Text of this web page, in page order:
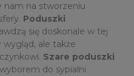
nam na stworzeniu
Poduszki
się doskonale w tej
ale także
Szare poduszki
do sypialni